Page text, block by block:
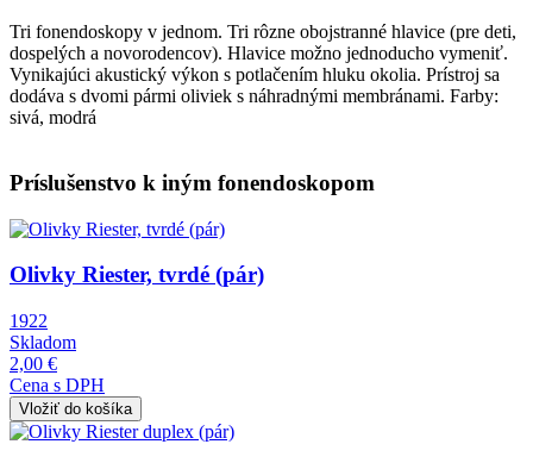
Tri fonendoskopy v jednom. Tri rôzne obojstranné hlavice (pre deti,
dospelých a novorodencov). Hlavice možno jednoducho vymeniť.
Vynikajúci akustický výkon s potlačením hluku okolia. Prístroj sa
dodáva s dvomi pármi oliviek s náhradnými membránami. Farby:
sivá, modrá
Príslušenstvo k iným fonendoskopom
Obrázok
Olivky Riester, tvrdé (pár)
1922
Skladom
2,00 €
Cena s DPH
Obrázok